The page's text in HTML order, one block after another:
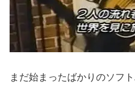
まだ始まったばかりのソフ